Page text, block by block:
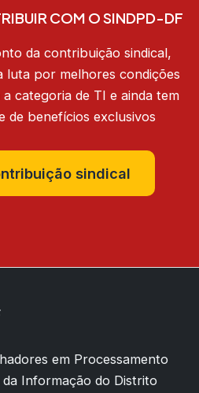
COM O SINDPD-DF
da contribuição sindical,
luta por melhores condições
categoria de TI e ainda tem
de benefícios exclusivos
sindical
em Processamento
Informação do Distrito